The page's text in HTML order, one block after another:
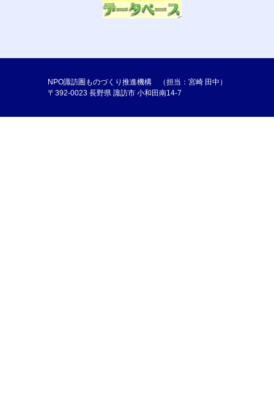
NPO諏訪圏ものづくり推進機構 （担当：宮崎 田中）
〒392-0023 長野県 諏訪市 小和田南14-7